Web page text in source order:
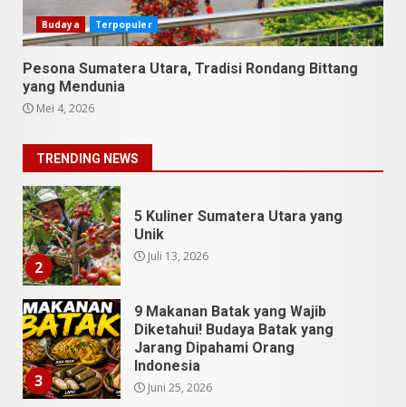
Budaya Terpopuler
Pesona Sumatera Utara, Tradisi Rondang Bittang
yang Mendunia
Mei 4, 2026
TRENDING NEWS
1
Danau Toba
Juli 31, 2026
2
Juli 13, 2026
3
Diketahui! Budaya Batak yang
Jarang Dipahami Orang
Indonesia
4
Datu Batak: Misteri Tanah
Batak Terungkap!
Juni 11, 2026